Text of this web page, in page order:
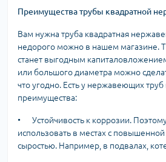
Преимущества трубы квадратной
Вам нужна труба квадратная
недорого можно в нашем магазине.
станет выгодным
или большого диаметра можно
что угодно. Есть у нержавеющих труб
преимущества:
•
Устойчивость к коррозии.
использовать в местах с
сыростью. Например, в подвалах,